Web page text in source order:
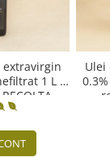
extravirgin
1 L -
Ulei